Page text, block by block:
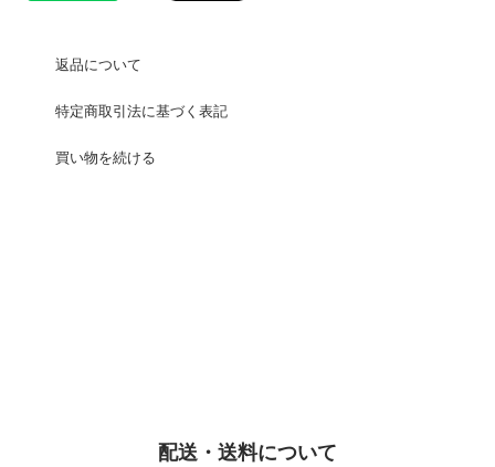
返品について
特定商取引法に基づく表記
買い物を続ける
配送・送料について